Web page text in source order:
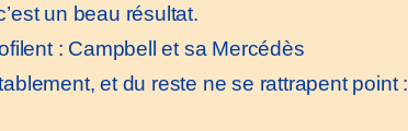
un beau résultat.
: Campbell et sa Mercédès
et du reste ne se rattrapent point :